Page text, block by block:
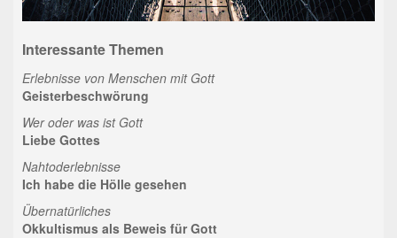
Interessante Themen
Erlebnisse von Menschen mit Gott
Geisterbeschwörung
Wer oder was ist Gott
Liebe Gottes
Nahtoderlebnisse
Ich habe die Hölle gesehen
Übernatürliches
Okkultismus als Beweis für Gott